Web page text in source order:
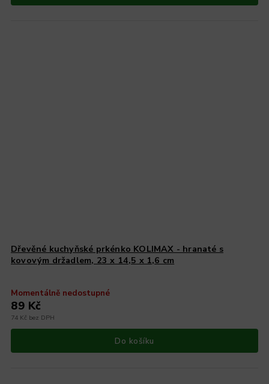
Dřevěné kuchyňské prkénko KOLIMAX - hranaté s
kovovým držadlem, 23 x 14,5 x 1,6 cm
Momentálně nedostupné
74 Kč bez DPH
89 Kč
Do košíku